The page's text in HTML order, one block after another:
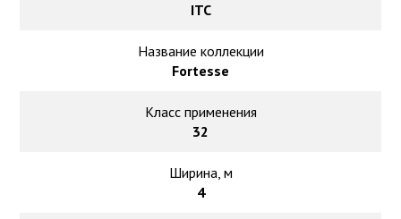
Стулья для сада и дачи
Фасадные решения
Фасадные панели из ДПК
ITC
Название коллекции
Fortesse
Класс применения
32
Ширина, м
4